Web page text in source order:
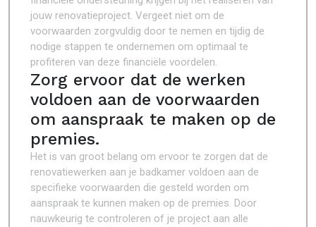
jouw renovatieproject. Vergeet niet om de
voorwaarden zorgvuldig door te nemen en tijdig de
nodige stappen te ondernemen om optimaal te
profiteren van deze financiële voordelen.
Zorg ervoor dat de werken
voldoen aan de voorwaarden
om aanspraak te maken op de
premies.
Het is van groot belang om ervoor te zorgen dat de
renovatiewerken aan je badkamer voldoen aan de
specifieke voorwaarden die gesteld worden om
aanspraak te kunnen maken op de premies. Door
nauwkeurig te controleren of je project aan alle